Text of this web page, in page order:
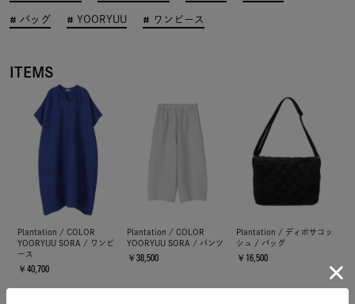
バッグ YOORYUU ワンピース
ITEMS
Plantation / COLOR
YOORYUU SORA / ワンピ
ース
￥40,700
Plantation / COLOR
YOORYUU SORA / パンツ
￥38,500
Plantation / ディポサコッ
シュ / バッグ
￥16,500